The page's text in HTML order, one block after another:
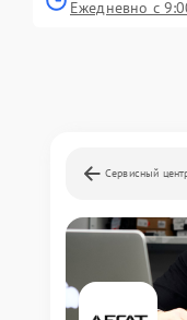
Ежедневно с
Сервисный